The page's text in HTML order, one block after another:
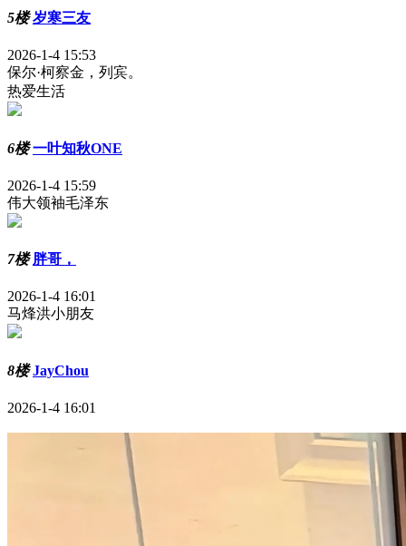
5楼 岁寒三友
2026-1-4 15:53
保尔·柯察金，列宾。
热爱生活
6楼 一叶知秋ONE
2026-1-4 15:59
伟大领袖毛泽东
7楼 胖哥，
2026-1-4 16:01
马烽洪小朋友
8楼 JayChou
2026-1-4 16:01